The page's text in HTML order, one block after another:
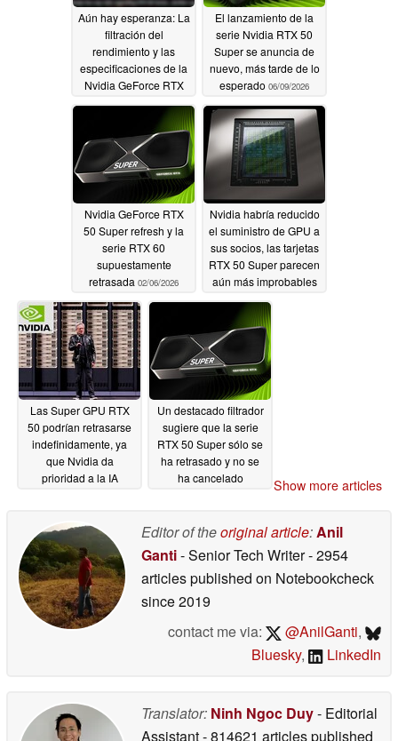
Aún hay esperanza: La
filtración del
rendimiento y las
especificaciones de la
Nvidia GeForce RTX
una buena relación
precio/rendimiento
06/11/2026
El lanzamiento de la
serie Nvidia RTX 50
Super se anuncia de
nuevo, más tarde de lo
esperado 06/09/2026
Nvidia GeForce RTX
50 Super refresh y la
serie RTX 60
supuestamente
retrasada 02/06/2026
Nvidia habría reducido
el suministro de GPU a
sus socios, las tarjetas
RTX 50 Super parecen
aún más improbables
01/16/2026
Las Super GPU RTX
50 podrían retrasarse
indefinidamente, ya
que Nvidia da
prioridad a la IA
Un destacado filtrador
sugiere que la serie
RTX 50 Super sólo se
ha retrasado y no se
ha cancelado
Show more articles
Editor of theoriginal article:Anil
Ganti- Senior Tech Writer- 2954
articles published on Notebookcheck
since 2019
contact me via:
@AnilGanti,
Bluesky, LinkedIn
Translator: Ninh Ngoc Duy- Editorial
Assistant- 814621 articles published